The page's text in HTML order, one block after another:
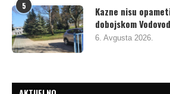
5
Kazne nisu
dobojskom
6. Avgusta 2026.